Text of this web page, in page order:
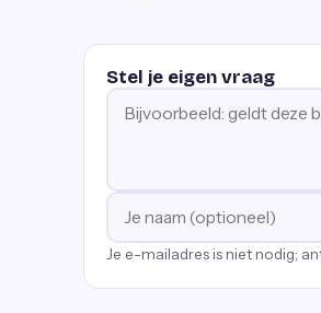
Stel je eigen vraag
Je e-mailadres is niet nodig;